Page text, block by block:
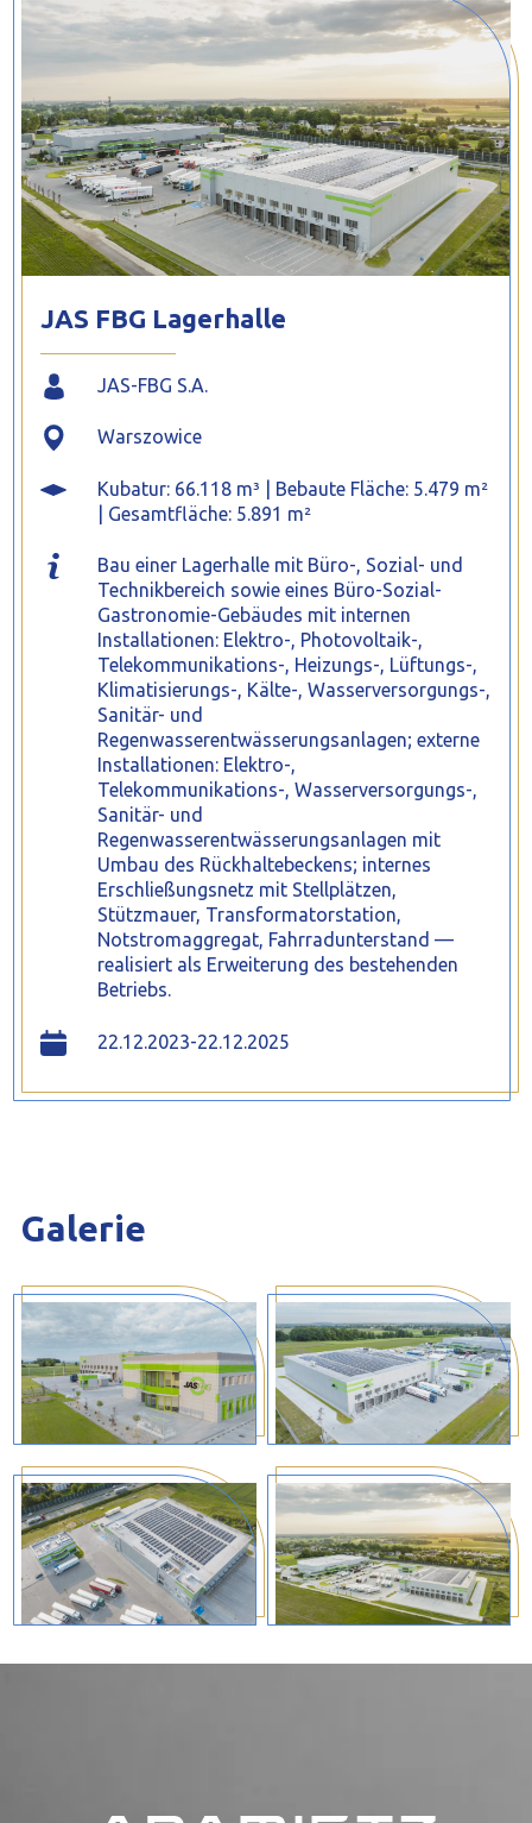
PROFILAR – kaltgeformte Profile
PL
JAS FBG Lagerhalle
JAS-FBG S.A.
Warszowice
Kubatur: 66.118 m³ | Bebaute Fläche: 5.479 m²
| Gesamtfläche: 5.891 m²
Bau einer Lagerhalle mit Büro-, Sozial- und
Technikbereich sowie eines Büro-Sozial-
Gastronomie-Gebäudes mit internen
Installationen: Elektro-, Photovoltaik-,
Telekommunikations-, Heizungs-, Lüftungs-,
Klimatisierungs-, Kälte-, Wasserversorgungs-,
Sanitär- und
Regenwasserentwässerungsanlagen; externe
Installationen: Elektro-,
Telekommunikations-, Wasserversorgungs-,
Sanitär- und
Regenwasserentwässerungsanlagen mit
Umbau des Rückhaltebeckens; internes
Erschließungsnetz mit Stellplätzen,
Stützmauer, Transformatorstation,
Notstromaggregat, Fahrradunterstand —
realisiert als Erweiterung des bestehenden
Betriebs.
22.12.2023-22.12.2025
Galerie